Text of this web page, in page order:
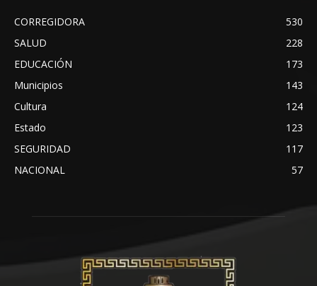
CORREGIDORA
530
SALUD
228
EDUCACIÓN
173
Municipios
143
Cultura
124
Estado
123
SEGURIDAD
117
NACIONAL
57